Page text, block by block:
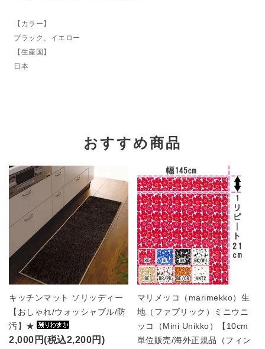
【カラー】
ブラック、イエロー
【生産国】
日本
おすすめ商品
キッチンマット ソリッディー
【おしゃれ/ウォッシャブル/防
汚】★
2,000円(税込2,200円)
マリメッコ（marimekko）生
地（ファブリック）ミニウニ
ッコ（Mini Unikko）【10cm
単位販売/海外正規品（フィン